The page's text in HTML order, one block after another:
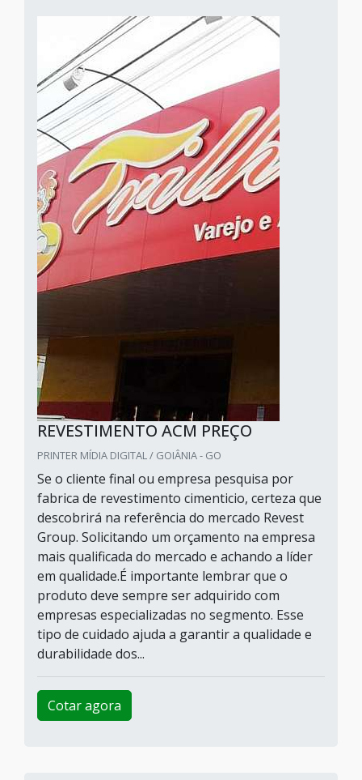
REVESTIMENTO ACM PREÇO
PRINTER MÍDIA DIGITAL / GOIÂNIA - GO
Se o cliente final ou empresa pesquisa por
fabrica de revestimento cimenticio, certeza que
descobrirá na referência do mercado Revest
Group. Solicitando um orçamento na empresa
mais qualificada do mercado e achando a líder
em qualidade.É importante lembrar que o
produto deve sempre ser adquirido com
empresas especializadas no segmento. Esse
tipo de cuidado ajuda a garantir a qualidade e
durabilidade dos...
Cotar agora